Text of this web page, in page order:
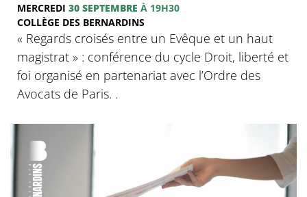
MERCREDI 30 SEPTEMBRE À 19H30
COLLÈGE DES BERNARDINS
« Regards croisés entre un Evêque et un haut
magistrat » : conférence du cycle Droit, liberté et
foi organisé en partenariat avec l’Ordre des
Avocats de Paris. .